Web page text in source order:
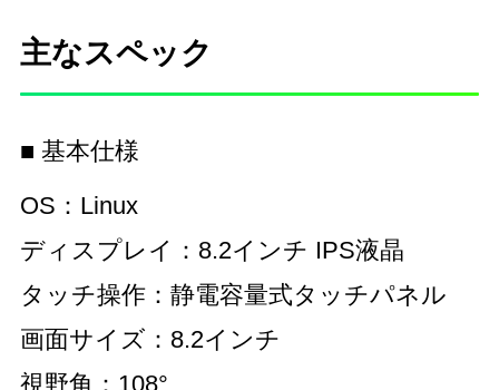
主なスペック
■ 基本仕様
OS：Linux
ディスプレイ：8.2インチ IPS液晶
タッチ操作：静電容量式タッチパネル
画面サイズ：8.2インチ
視野角：108°